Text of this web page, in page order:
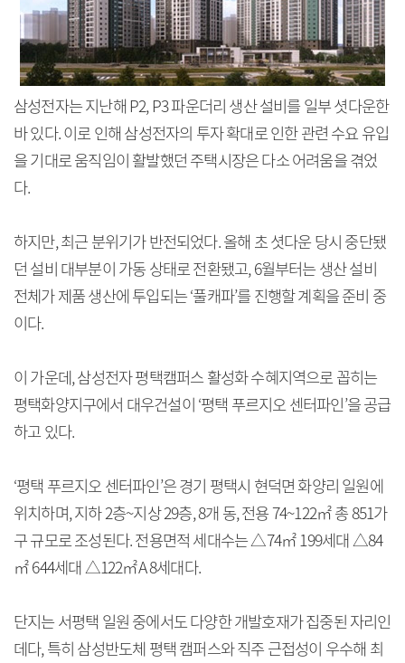
삼성전자는 지난해 P2, P3 파운더리 생산 설비를 일부 셧다운한
바 있다. 이로 인해 삼성전자의 투자 확대로 인한 관련 수요 유입
을 기대로 움직임이 활발했던 주택시장은 다소 어려움을 겪었
다.
하지만, 최근 분위기가 반전되었다. 올해 초 셧다운 당시 중단됐
던 설비 대부분이 가동 상태로 전환됐고, 6월부터는 생산 설비
전체가 제품 생산에 투입되는 ‘풀캐파’를 진행할 계획을 준비 중
이다.
이 가운데, 삼성전자 평택캠퍼스 활성화 수혜지역으로 꼽히는
평택화양지구에서 대우건설이 ‘평택 푸르지오 센터파인’을 공급
하고 있다.
‘평택 푸르지오 센터파인’은 경기 평택시 현덕면 화양리 일원에
위치하며, 지하 2층~지상 29층, 8개 동, 전용 74~122㎡ 총 851가
구 규모로 조성된다. 전용면적 세대수는 △74㎡ 199세대 △84
㎡ 644세대 △122㎡A 8세대다.
단지는 서평택 일원 중에서도 다양한 개발호재가 집중된 자리인
데다, 특히 삼성반도체 평택 캠퍼스와 직주 근접성이 우수해 최